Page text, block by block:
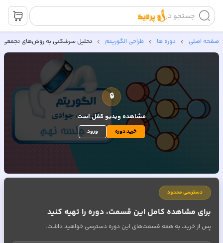
جستجو در
صفحه اصلی دوره ها طراحی الگوریتم تحلیل سرشکنی به روش‌های تجمعی
🔒
مشاهده ویدیوقفل است
خرید دوره ورود
دسترسی محدود
برای مشاهده کامل این قسمت، دوره را تهیه کنید
پس از خرید، به همه قسمت‌های این دوره دسترسی خواهید داشت.